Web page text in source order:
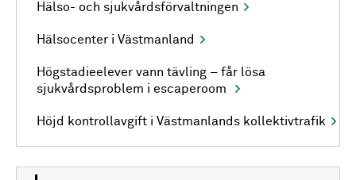
Hälso- och sjukvårdsförvaltningen
Hälsocenter i Västmanland
Högstadieelever vann tävling – får lösa
sjukvårdsproblem i escaperoom
Höjd kontrollavgift i Västmanlands kollektivtrafik